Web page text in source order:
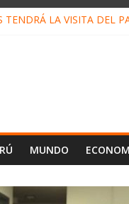
LA VISITA DEL
MUNDO